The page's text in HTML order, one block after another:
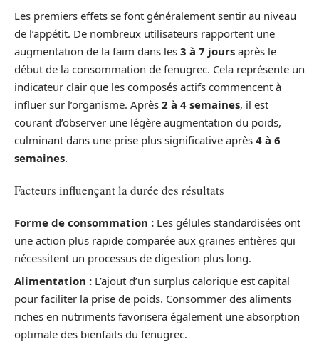
Les premiers effets se font généralement sentir au niveau
de l’appétit. De nombreux utilisateurs rapportent une
augmentation de la faim dans les 3 à 7 jours après le
début de la consommation de fenugrec. Cela représente un
indicateur clair que les composés actifs commencent à
influer sur l’organisme. Après 2 à 4 semaines, il est
courant d’observer une légère augmentation du poids,
culminant dans une prise plus significative après 4 à 6
semaines.
Facteurs influençant la durée des résultats
Forme de consommation : Les gélules standardisées ont
une action plus rapide comparée aux graines entières qui
nécessitent un processus de digestion plus long.
Alimentation : L’ajout d’un surplus calorique est capital
pour faciliter la prise de poids. Consommer des aliments
riches en nutriments favorisera également une absorption
optimale des bienfaits du fenugrec.